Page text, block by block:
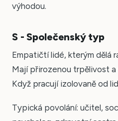
výhodou.
S - Společenský typ
Empatičtí lidé, kterým dělá
Mají přirozenou trpělivost
Když pracují izolovaně od
Typická povolání: učitel,